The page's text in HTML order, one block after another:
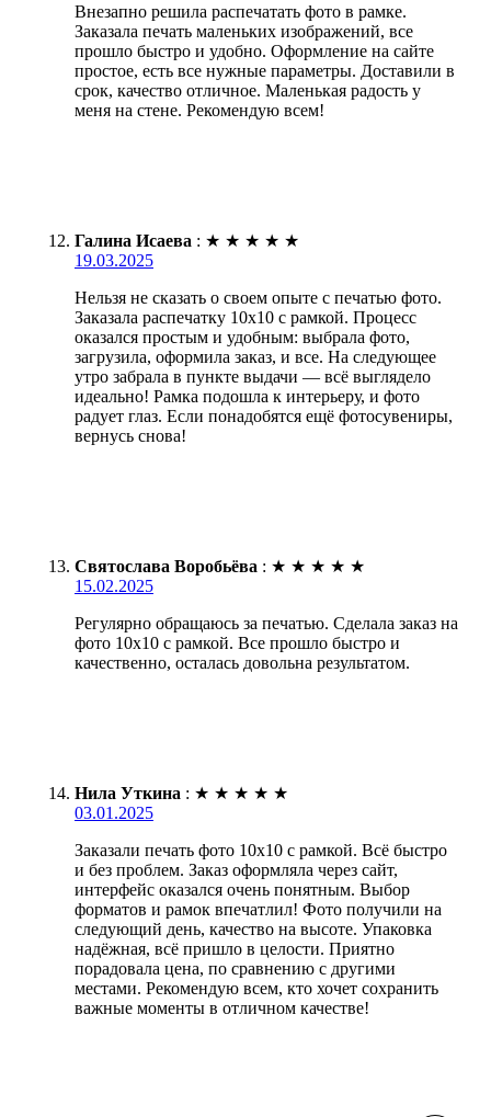
Внезапно решила распечатать фото в рамке.
Заказала печать маленьких изображений, все
прошло быстро и удобно. Оформление на сайте
простое, есть все нужные параметры. Доставили в
срок, качество отличное. Маленькая радость у
меня на стене. Рекомендую всем!
Галина Исаева : ★ ★ ★ ★ ★
19.03.2025
Нельзя не сказать о своем опыте с печатью фото.
Заказала распечатку 10х10 с рамкой. Процесс
оказался простым и удобным: выбрала фото,
загрузила, оформила заказ, и все. На следующее
утро забрала в пункте выдачи — всё выглядело
идеально! Рамка подошла к интерьеру, и фото
радует глаз. Если понадобятся ещё фотосувениры,
вернусь снова!
Святослава Воробьёва : ★ ★ ★ ★ ★
15.02.2025
Регулярно обращаюсь за печатью. Сделала заказ на
фото 10х10 с рамкой. Все прошло быстро и
качественно, осталась довольна результатом.
Нила Уткина : ★ ★ ★ ★ ★
03.01.2025
Заказали печать фото 10х10 с рамкой. Всё быстро
и без проблем. Заказ оформляла через сайт,
интерфейс оказался очень понятным. Выбор
форматов и рамок впечатлил! Фото получили на
следующий день, качество на высоте. Упаковка
надёжная, всё пришло в целости. Приятно
порадовала цена, по сравнению с другими
местами. Рекомендую всем, кто хочет сохранить
важные моменты в отличном качестве!